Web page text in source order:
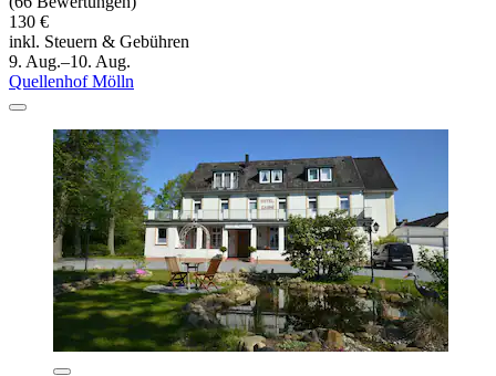
130 €
inkl. Steuern & Gebühren
9. Aug.–10. Aug.
Quellenhof Mölln